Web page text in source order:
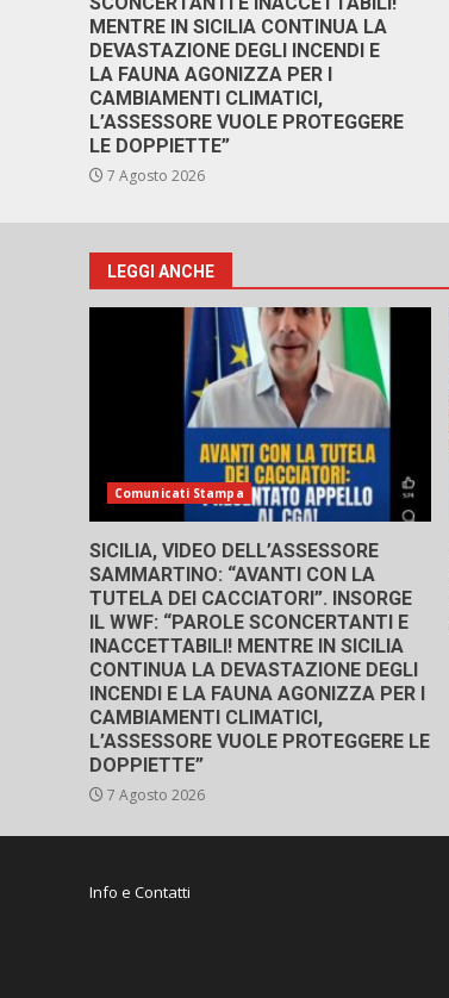
MENTRE IN SICILIA CONTINUA LA
DEVASTAZIONE DEGLI INCENDI E
LA FAUNA AGONIZZA PER I
CAMBIAMENTI CLIMATICI,
L’ASSESSORE VUOLE PROTEGGERE
LE DOPPIETTE”
7 Agosto 2026
LEGGI ANCHE
Comunicati Stampa
SICILIA, VIDEO DELL’ASSESSORE
SAMMARTINO: “AVANTI CON LA
TUTELA DEI CACCIATORI”. INSORGE
IL WWF: “PAROLE SCONCERTANTI E
INACCETTABILI! MENTRE IN SICILIA
CONTINUA LA DEVASTAZIONE DEGLI
INCENDI E LA FAUNA AGONIZZA PER I
CAMBIAMENTI CLIMATICI,
L’ASSESSORE VUOLE PROTEGGERE LE
DOPPIETTE”
7 Agosto 2026
Info e Contatti